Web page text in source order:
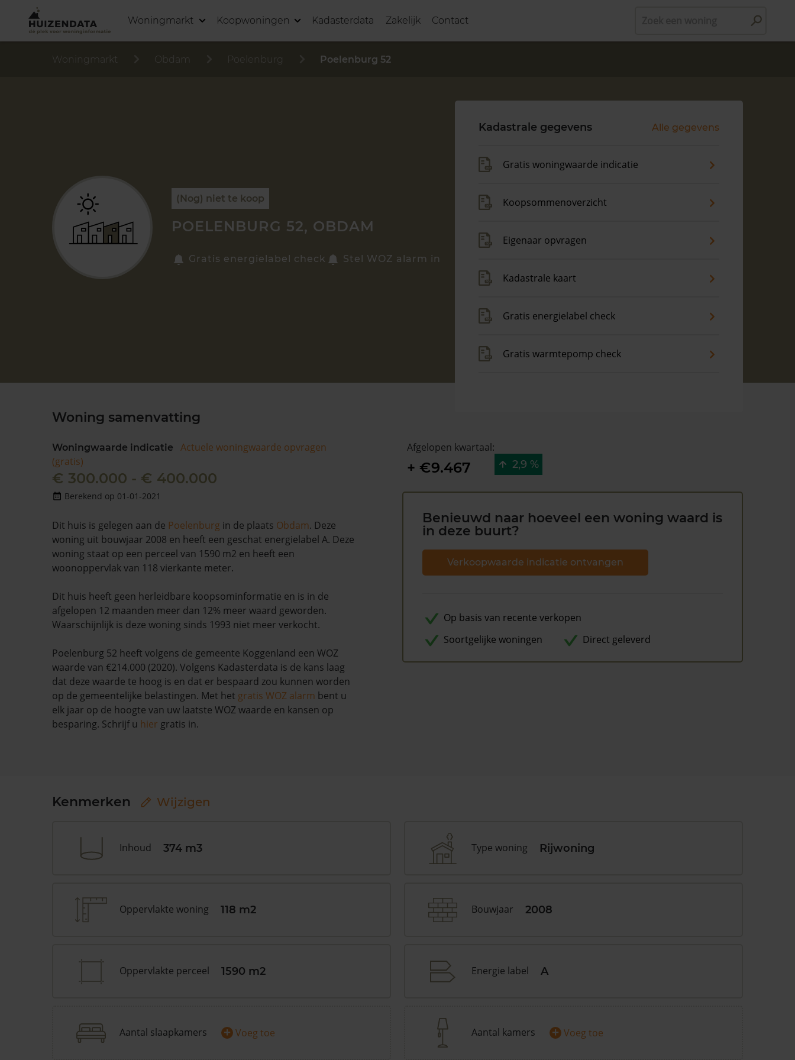
Woningmarkt Koopwoningen Kadasterdata Zakelijk Contact
Woningmarkt Obdam Poelenburg Poelenburg 52
(Nog) niet te koop
POELENBURG 52, OBDAM
Gratis energielabel check Stel WOZ alarm in
Kadastrale gegevens Alle gegevens
Gratis woningwaarde indicatie
Koopsommenoverzicht
Eigenaar opvragen
Kadastrale kaart
Gratis energielabel check
Gratis warmtepomp check
Woning samenvatting
Woningwaarde indicatie
Actuele woningwaarde opvragen
(gratis)
€ 300.000 - € 400.000
Berekend op 01-01-2021
Dit huis is gelegen aan de Poelenburg in de plaats Obdam. Deze
woning uit bouwjaar 2008 en heeft een geschat energielabel A. Deze
woning staat op een perceel van 1590 m2 en heeft een
woonoppervlak van 118 vierkante meter.
Dit huis heeft geen herleidbare koopsominformatie en is in de
afgelopen 12 maanden meer dan 12% meer waard geworden.
Waarschijnlijk is deze woning sinds 1993 niet meer verkocht.
Poelenburg 52 heeft volgens de gemeente Koggenland een WOZ
waarde van €214.000 (2020). Volgens Kadasterdata is de kans laag
dat deze waarde te hoog is en dat er bespaard zou kunnen worden
op de gemeentelijke belastingen. Met het gratis WOZ alarm bent u
elk jaar op de hoogte van uw laatste WOZ waarde en kansen op
besparing. Schrijf u hier gratis in.
Afgelopen kwartaal:
+ €9.467 2,9 %
Benieuwd naar hoeveel een woning waard is
in deze buurt?
Verkoopwaarde indicatie ontvangen
Op basis van recente verkopen
Soortgelijke woningen
Direct geleverd
Kenmerken Wijzigen
Inhoud 374 m3 Type woning Rijwoning
Oppervlakte woning 118 m2 Bouwjaar 2008
Oppervlakte perceel 1590 m2 Energie label A
Aantal slaapkamers + Voeg toe Aantal kamers + Voeg toe